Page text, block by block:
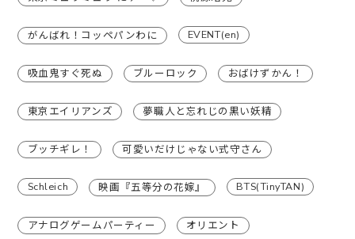
がんばれ！コッペパンわに EVENT(en)
吸血鬼すぐ死ぬ ブルーロック おばけずかん！
東京エイリアンズ 夢職人と忘れじの黒い妖精
ブッチギレ！ 可愛いだけじゃない式守さん
Schleich 映画『五等分の花嫁』 BTS(TinyTAN)
アナログゲームパーティー オリエント